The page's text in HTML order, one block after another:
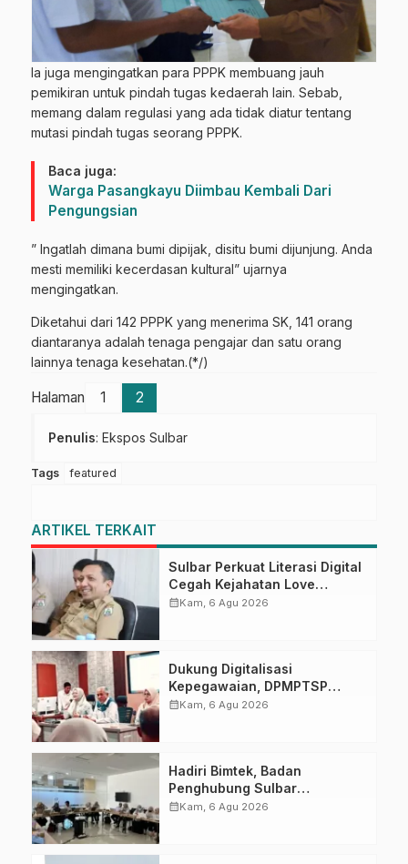
Ia juga mengingatkan para PPPK membuang jauh
pemikiran untuk pindah tugas kedaerah lain. Sebab,
memang dalam regulasi yang ada tidak diatur tentang
mutasi pindah tugas seorang PPPK.
Baca juga:
Warga Pasangkayu Diimbau Kembali Dari
Pengungsian
” Ingatlah dimana bumi dipijak, disitu bumi dijunjung. Anda
mesti memiliki kecerdasan kultural” ujarnya
mengingatkan.
Diketahui dari 142 PPPK yang menerima SK, 141 orang
diantaranya adalah tenaga pengajar dan satu orang
lainnya tenaga kesehatan.(*/)
Halaman 1 2
Penulis: Ekspos Sulbar
Tags featured
ARTIKEL TERKAIT
Sulbar Perkuat Literasi Digital
Cegah Kejahatan Love
Scamming
calendar_monthKam, 6 Agu 2026
Dukung Digitalisasi
Kepegawaian, DPMPTSP
Sulbar Siap Terapkan Aplikasi
calendar_monthKam, 6 Agu 2026
Hadiri Bimtek, Badan
Penghubung Sulbar
Tingkatkan Kompetensi ASN
calendar_monthKam, 6 Agu 2026